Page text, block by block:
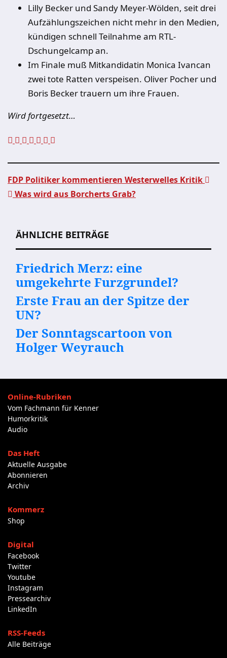
Lilly Becker und Sandy Meyer-Wölden, seit drei
Aufzählungszeichen nicht mehr in den Medien,
kündigen schnell Teilnahme am RTL-
Dschungelcamp an.
Im Finale muß Mitkandidatin Monica Ivancan
zwei tote Ratten verspeisen. Oliver Pocher und
Boris Becker trauern um ihre Frauen.
Wird fortgesetzt…
FDP Politiker kommentieren Westerwelles Kritik
Was wird aus Borcherts Grab?
ÄHNLICHE BEITRÄGE
Friedrich Merz: eine
umgekehrte Furzgrundel?
Erste Frau an der Spitze der
UN?
Der Sonntagscartoon von
Holger Weyrauch
Online-Rubriken
Vom Fachmann für Kenner
Humorkritik
Audio
Das Heft
Aktuelle Ausgabe
Abonnieren
Archiv
Kommerz
Shop
Digital
Facebook
Twitter
Youtube
Instagram
Pressearchiv
LinkedIn
RSS-Feeds
Alle Beiträge